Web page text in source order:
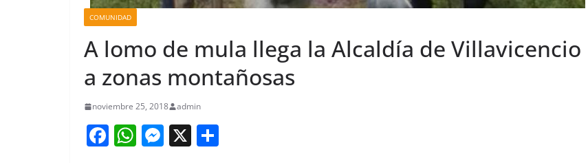
COMUNIDAD
A lomo de mula llega la Alcaldía de Villavicencio
a zonas montañosas
noviembre 25, 2018 admin
F W M X